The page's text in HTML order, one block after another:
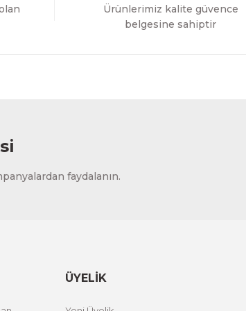
Ürünlerimiz kalite güvence
belgesine sahiptir
faydalanın.
ÜYELİK